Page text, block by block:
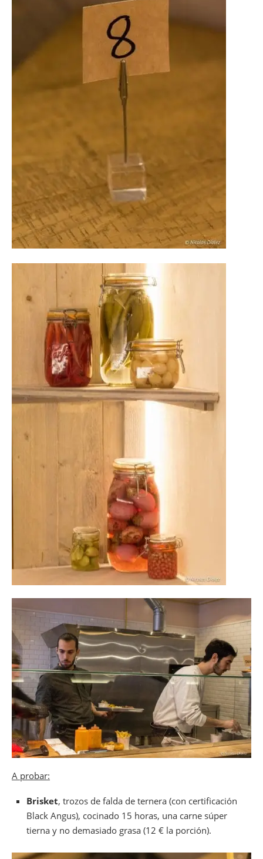
A probar:
Brisket, trozos de falda de ternera (con certificación
Black Angus), cocinado 15 horas, una carne súper
tierna y no demasiado grasa (12 € la porción).